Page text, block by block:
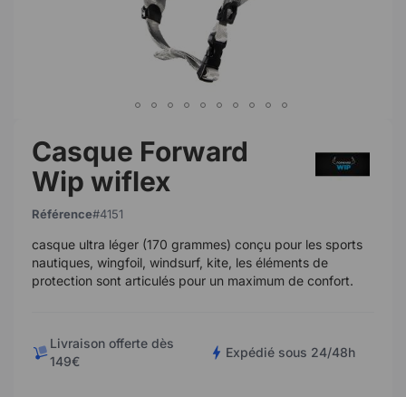
Casque Forward
Wip wiflex
Référence 4151
casque ultra léger (170 grammes) conçu pour les sports
nautiques, wingfoil, windsurf, kite, les éléments de
protection sont articulés pour un maximum de confort.
Livraison offerte dès
149€
Expédié sous 24/48h